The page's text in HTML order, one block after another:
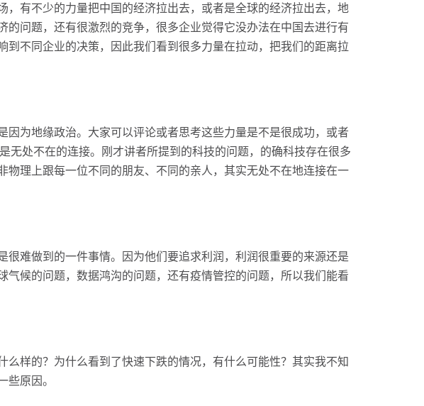
有不少的力量把中国的经济拉出去，或者是全球的经济拉出去，地
问题，还有很激烈的竞争，很多企业觉得它没办法在中国去进行有
不同企业的决策，因此我们看到很多力量在拉动，把我们的距离拉
为地缘政治。大家可以评论或者思考这些力量是不是很成功，或者
无处不在的连接。刚才讲者所提到的科技的问题，的确科技存在很多
理上跟每一位不同的朋友、不同的亲人，其实无处不在地连接在一
难做到的一件事情。因为他们要追求利润，利润很重要的来源还是
候的问题，数据鸿沟的问题，还有疫情管控的问题，所以我们能看
样的？为什么看到了快速下跌的情况，有什么可能性？其实我不知
原因。